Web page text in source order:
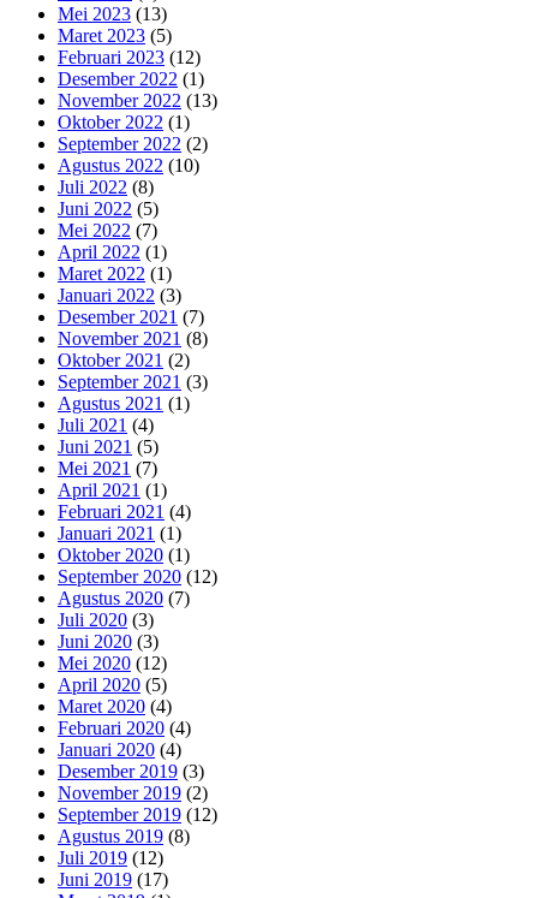
Mei 2023 (13)
Maret 2023 (5)
Februari 2023 (12)
Desember 2022 (1)
November 2022 (13)
Oktober 2022 (1)
September 2022 (2)
Agustus 2022 (10)
Juli 2022 (8)
Juni 2022 (5)
Mei 2022 (7)
April 2022 (1)
Maret 2022 (1)
Januari 2022 (3)
Desember 2021 (7)
November 2021 (8)
Oktober 2021 (2)
September 2021 (3)
Agustus 2021 (1)
Juli 2021 (4)
Juni 2021 (5)
Mei 2021 (7)
April 2021 (1)
Februari 2021 (4)
Januari 2021 (1)
Oktober 2020 (1)
September 2020 (12)
Agustus 2020 (7)
Juli 2020 (3)
Juni 2020 (3)
Mei 2020 (12)
April 2020 (5)
Maret 2020 (4)
Februari 2020 (4)
Januari 2020 (4)
Desember 2019 (3)
November 2019 (2)
September 2019 (12)
Agustus 2019 (8)
Juli 2019 (12)
Juni 2019 (17)